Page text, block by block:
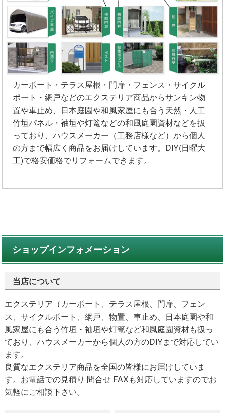
カーポート・テラス屋根・門扉・フェンス・サイクル
ポート・網戸などのエクステリア商品からサンキン物
置や車止め、日本庭園や和風家屋にも合う天然・人工
竹垣パネル・袖垣や灯篭などの和風庭園資材などを扱
っており、ハウスメーカー（工務店様など）から個人
の方まで幅広く商品をお届けしています。DIY(日曜大
工)で格安価格でリフォームできます。
ショップインフォメーション
当店について
エクステリア（カーポート、テラス屋根、門扉、フェン
ス、サイクルポート、網戸、物置、車止め、日本庭園や和
風家屋にも合う竹垣・袖垣や灯篭など和風庭園資材も扱っ
ており、ハウスメーカーから個人の方のDIYまで対応してい
ます。
良質なエクステリア商品を全国の皆様にお届けしていま
す。お電話での見積り 問合せ FAXも対応していますのでお
気軽にご相談下さい。